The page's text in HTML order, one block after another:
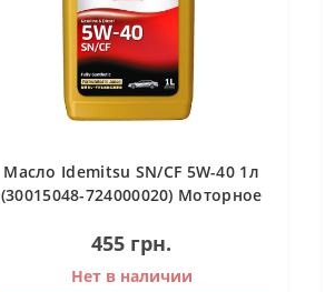
Масло Idemitsu SN/CF 5W-40 1л
(30015048-724000020) Моторное
455 грн.
Нет в наличии